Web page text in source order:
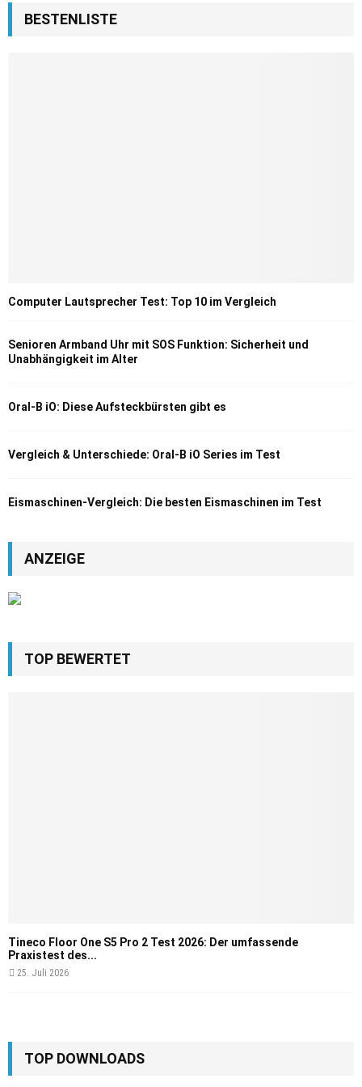
BESTENLISTE
Computer Lautsprecher Test: Top 10 im Vergleich
Senioren Armband Uhr mit SOS Funktion: Sicherheit und
Unabhängigkeit im Alter
Oral-B iO: Diese Aufsteckbürsten gibt es
Vergleich & Unterschiede: Oral-B iO Series im Test
Eismaschinen-Vergleich: Die besten Eismaschinen im Test
ANZEIGE
TOP BEWERTET
Tineco Floor One S5 Pro 2 Test 2026: Der umfassende
Praxistest des...
25. Juli 2026
TOP DOWNLOADS